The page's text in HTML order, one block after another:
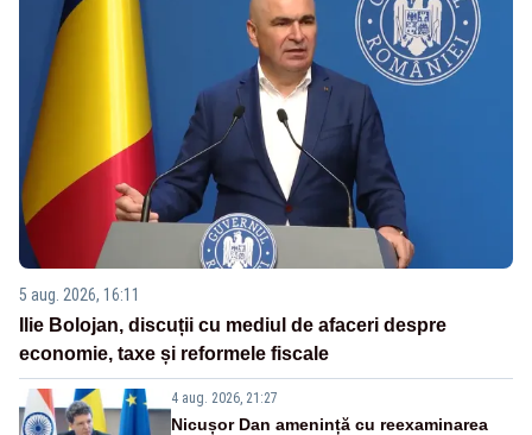
5 aug. 2026, 16:11
Ilie Bolojan, discuții cu mediul de afaceri despre
economie, taxe și reformele fiscale
4 aug. 2026, 21:27
Nicușor Dan amenință cu reexaminarea